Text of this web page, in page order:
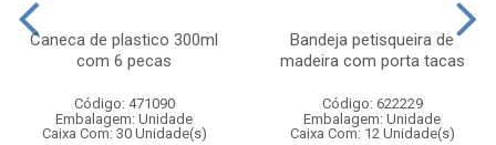
Caneca de plastico 300ml
com 6 pecas
Código: 471090
Embalagem: Unidade
Caixa Com: 30 Unidade(s)
Bandeja petisqueira de
madeira com porta tacas
Código: 622229
Embalagem: Unidade
Caixa Com: 12 Unidade(s)